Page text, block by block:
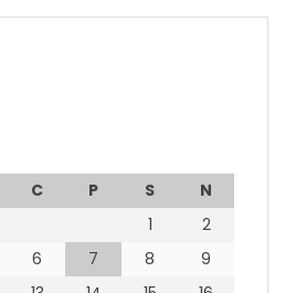
C P S
N
1
2
6 7 8
9